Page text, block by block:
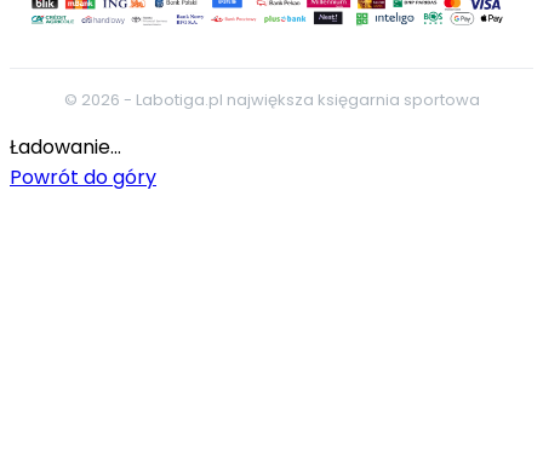
zrozumienia własnej psychiki po latach życia w cieniu
dla Ciebie. Odkryj sekrety Paula Gascoigne’a i dowiedz
najbardziej niezrozumianego geniusza w historii piłki
nożnej.
© 2026 - Labotiga.pl największa księgarnia sportowa
Ładowanie...
Powrót do góry